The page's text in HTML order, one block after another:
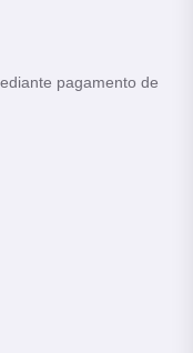
pagamento de